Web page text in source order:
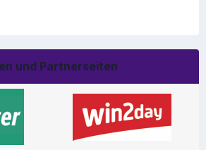
und Partnerseiten